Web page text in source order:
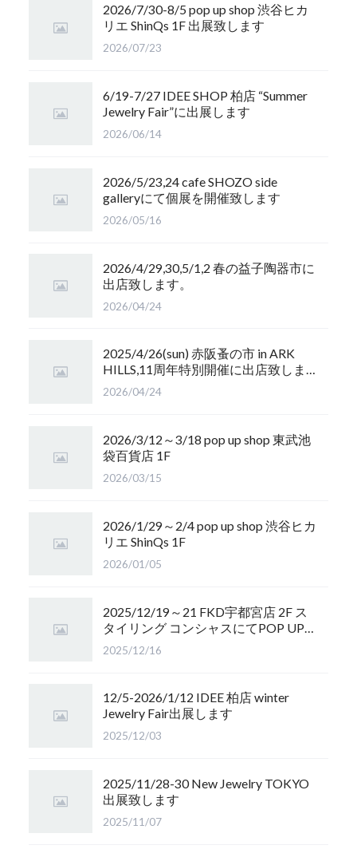
2026/7/30-8/5 pop up shop 渋谷ヒカ
リエ ShinQs 1F 出展致します
2026/07/23
6/19-7/27 IDEE SHOP 柏店 “Summer
Jewelry Fair”に出展します
2026/06/14
2026/5/23,24 cafe SHOZO side
galleryにて個展を開催致します
2026/05/16
2026/4/29,30,5/1,2 春の益子陶器市に
出店致します。
2026/04/24
2025/4/26(sun) 赤阪蚤の市 in ARK
HILLS,11周年特別開催に出店致しま
す
2026/04/24
2026/3/12～3/18 pop up shop 東武池
袋百貨店 1F
2026/03/15
2026/1/29～2/4 pop up shop 渋谷ヒカ
リエ ShinQs 1F
2026/01/05
2025/12/19～21 FKD宇都宮店 2F ス
タイリング コンシャスにてPOP UP
開催します
2025/12/16
12/5-2026/1/12 IDEE 柏店 winter
Jewelry Fair出展します
2025/12/03
2025/11/28-30 New Jewelry TOKYO
出展致します
2025/11/07